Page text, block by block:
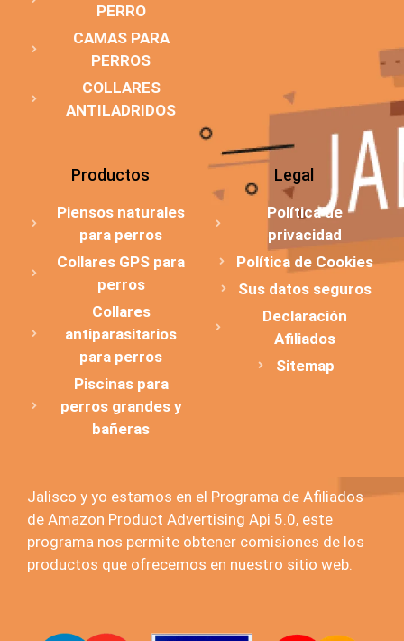
PERRO
CAMAS PARA
PERROS
COLLARES
ANTILADRIDOS
Productos
Piensos naturales
para perros
Collares GPS para
perros
Collares
antiparasitarios
para perros
Piscinas para
perros grandes y
bañeras
Legal
Política de
privacidad
Política de Cookies
Sus datos seguros
Declaración
Afiliados
Sitemap
Jalisco y yo estamos en el Programa de Afiliados
de Amazon Product Advertising Api 5.0, este
programa nos permite obtener comisiones de los
productos que ofrecemos en nuestro sitio web.